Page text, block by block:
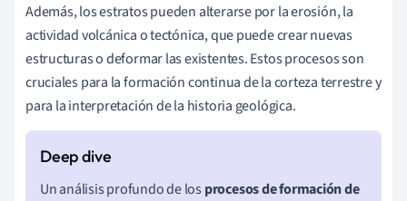
Además, los estratos pueden alterarse por la erosión, la
actividad volcánica o tectónica, que puede crear nuevas
estructuras o deformar las existentes. Estos procesos son
cruciales para la formación continua de la corteza terrestre y
para la interpretación de la historia geológica.
Un análisis profundo de los procesos de formación de